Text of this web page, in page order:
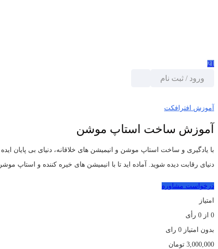
21
ورود / ثبت نام
آموزش افترافکت
آموزش ساخت استاپ موشن
با یادگیری و ساخت استاپ موشن و انیمیشن ‌های خلاقانه، دنیای بی ‌پایان
دنیای رقابت دیده شوید. آماده ‌اید تا با انیمیشن‌ های خیره‌ کننده و استاپ
درخواست مشاوره
امتیاز
0 از 0 رأی
بدون امتیاز 0 رای
3,000,000 تومان